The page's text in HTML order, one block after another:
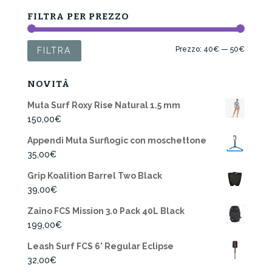
FILTRA PER PREZZO
FILTRA Prezzo: 40€ —50€
NOVITÀ
Muta Surf Roxy Rise Natural 1.5 mm
150,00€
Appendi Muta Surflogic con moschettone
35,00€
Grip Koalition Barrel Two Black
39,00€
Zaino FCS Mission 3.0 Pack 40L Black
199,00€
Leash Surf FCS 6' Regular Eclipse
32,00€